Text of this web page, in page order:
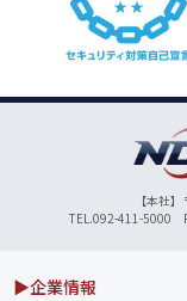
【本社
TEL.092-411-5000
▶企業情報